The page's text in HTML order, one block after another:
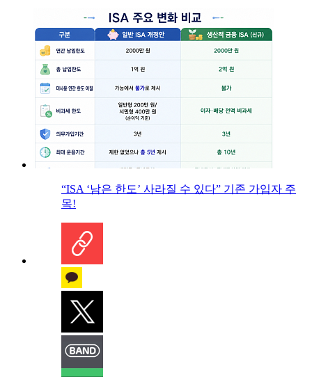
“ISA ‘남은 한도’ 사라질 수 있다” 기존 가입자 주
목!